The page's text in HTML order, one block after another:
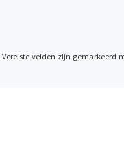
Vereiste velden zijn gemarkeerd